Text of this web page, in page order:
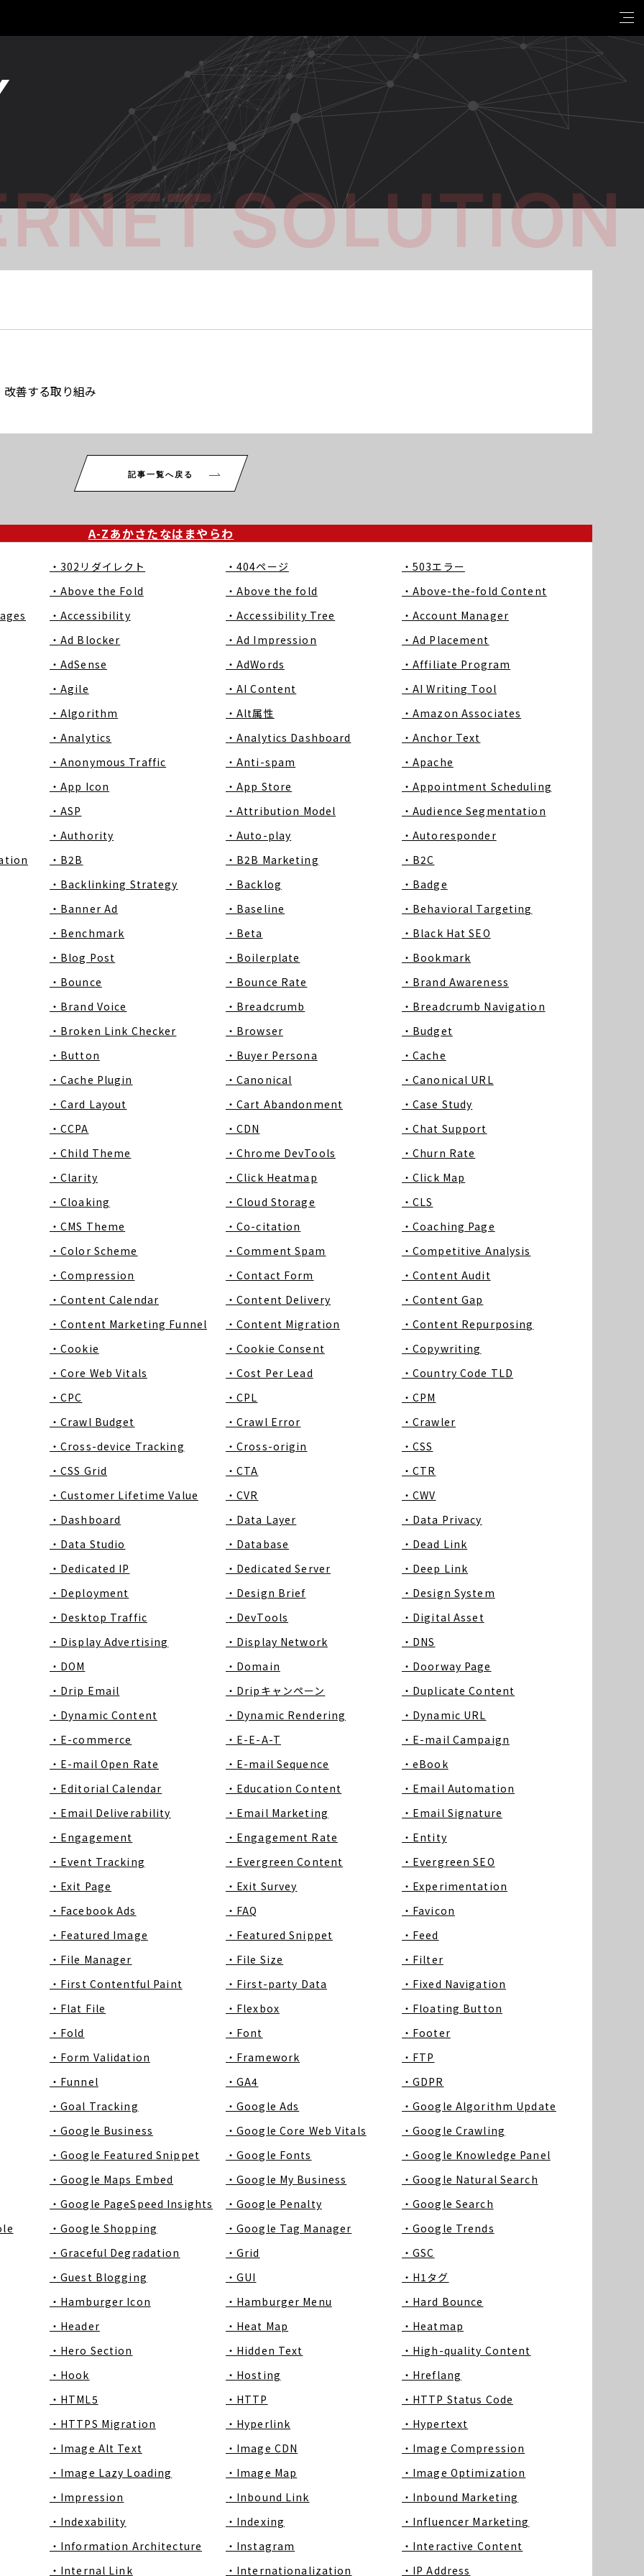
SOLUTION
善する取り組み
記事一覧へ戻る
A-Zあかさたなは まや らわ
・302リダイレクト ・404ページ
・503エラー
・Above the Fold
・Above the fold
・Above-the-fold Content
・Accessibility ・Accessibility Tree
・Account Manager
・Ad Blocker
・Ad Impression
・Ad Placement
・AdSense
・AdWords
・Affiliate Program
・Agile
・AI Content
・AI Writing Tool
・Algorithm
・Alt属性
・Amazon Associates
・Analytics
・Analytics Dashboard
・Anchor Text
・Anonymous Traffic
・Anti-spam
・Apache
・App Icon
・App Store
・Appointment Scheduling
・ASP
・Attribution Model
・Audience Segmentation
・Authority
・Auto-play
・Autoresponder
・B2B ・B2B Marketing
・B2C
・Backlinking Strategy
・Backlog
・Badge
・Banner Ad
・Baseline
・Behavioral Targeting
・Benchmark
・Beta
・Black Hat SEO
・Blog Post
・Boilerplate
・Bookmark
・Bounce
・Bounce Rate
・Brand Awareness
・Brand Voice
・Breadcrumb
・Breadcrumb Navigation
・Broken Link Checker
・Browser
・Budget
・Button
・Buyer Persona
・Cache
・Cache Plugin
・Canonical
・Canonical URL
・Card Layout
・Cart Abandonment
・Case Study
・CCPA
・CDN
・Chat Support
・Child Theme
・Chrome DevTools
・Churn Rate
・Clarity
・Click Heatmap
・Click Map
・Cloaking
・Cloud Storage
・CLS
・CMS Theme
・Co-citation
・Coaching Page
・Color Scheme
・Comment Spam
・Competitive Analysis
・Compression
・Contact Form
・Content Audit
・Content Calendar
・Content Delivery
・Content Gap
・Content Marketing Funnel
・Content Migration
・Content Repurposing
・Cookie
・Cookie Consent
・Copywriting
・Core Web Vitals
・Cost Per Lead
・Country Code TLD
・CPC
・CPL
・CPM
・Crawl Budget
・Crawl Error
・Crawler
・Cross-device Tracking
・Cross-origin
・CSS
・CSS Grid
・CTA
・CTR
・Customer Lifetime Value
・CVR
・CWV
・Dashboard
・Data Layer
・Data Privacy
・Data Studio
・Database
・Dead Link
・Dedicated IP
・Dedicated Server
・Deep Link
・Deployment
・Design Brief
・Design System
・Desktop Traffic
・DevTools
・Digital Asset
・Display Advertising
・Display Network
・DNS
・DOM
・Domain
・Doorway Page
・Drip Email
・Dripキャンペーン
・Duplicate Content
・Dynamic Content
・Dynamic Rendering
・Dynamic URL
・E-commerce
・E-E-A-T
・E-mail Campaign
・E-mail Open Rate
・E-mail Sequence
・eBook
・Editorial Calendar
・Education Content
・Email Automation
・Email Deliverability
・Email Marketing
・Email Signature
・Engagement
・Engagement Rate
・Entity
・Event Tracking
・Evergreen Content
・Evergreen SEO
・Exit Page
・Exit Survey
・Experimentation
・Facebook Ads
・FAQ
・Favicon
・Featured Image
・Featured Snippet
・Feed
・File Manager
・File Size
・Filter
・First Contentful Paint
・First-party Data
・Fixed Navigation
・Flat File
・Flexbox
・Floating Button
・Fold
・Font
・Footer
・Form Validation
・Framework
・FTP
・Funnel
・GA4
・GDPR
・Goal Tracking
・Google Ads
・Google Algorithm Update
・Google Business
・Google Core Web Vitals
・Google Crawling
・Google Featured Snippet
・Google Fonts
・Google Knowledge Panel
・Google Maps Embed
・Google My Business
・Google Natural Search
・Google PageSpeed Insights
・Google Penalty
・Google Search
・Google Shopping ・Google Tag Manager
・Google Trends
・Graceful Degradation
・Grid
・GSC
・Guest Blogging
・GUI
・H1タグ
・Hamburger Icon
・Hamburger Menu
・Hard Bounce
・Header
・Heat Map
・Heatmap
・Hero Section
・Hidden Text
・High-quality Content
・Hook
・Hosting
・Hreflang
・HTML5
・HTTP
・HTTP Status Code
・HTTPS Migration
・Hyperlink
・Hypertext
・Image Alt Text
・Image CDN
・Image Compression
・Image Lazy Loading
・Image Map
・Image Optimization
・Impression
・Inbound Link
・Inbound Marketing
・Indexability
・Indexing
・Influencer Marketing
・Information Architecture
・Instagram
・Interactive Content
・Internal Link
・Internationalization ・IP Address